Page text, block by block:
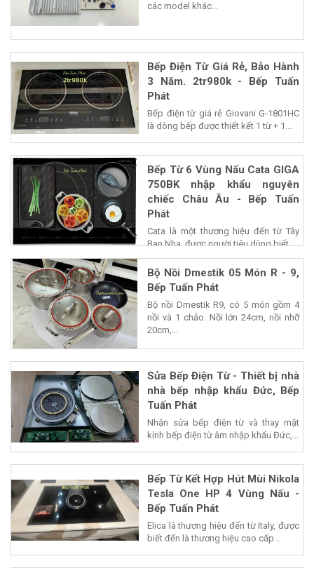
các model khác...
Bếp Điện Từ Giá Rẻ, Bảo Hành
3 Năm. 2tr980k - Bếp Tuấn
Phát
Bếp điện từ giá rẻ Giovani G-1801HC
là dòng bếp được thiết kết 1 từ + 1...
Bếp Từ 6 Vùng Nấu Cata GIGA
750BK nhập khẩu nguyên
chiếc Châu Âu - Bếp Tuấn
Phát
Cata là một thương hiệu đến từ Tây
Ban Nha, được người tiêu dùng biết...
Bộ Nồi Dmestik 05 Món R - 9,
Bếp Tuấn Phát
Bộ nồi Dmestik R9, có 5 món gồm 4
nồi và 1 chảo. Nồi lớn 24cm, nồi nhỡ
20cm,...
Sửa Bếp Điện Từ - Thiết bị nhà
nhà bếp nhập khẩu Đức, Bếp
Tuấn Phát
Nhận sửa bếp điện từ và thay mặt
kính bếp điện từ âm nhập khẩu Đức,...
Bếp Từ Kết Hợp Hút Mùi Nikola
Tesla One HP 4 Vùng Nấu -
Bếp Tuấn Phát
Elica là thương hiệu đến từ Italy, được
biết đến là thương hiệu cao cấp...